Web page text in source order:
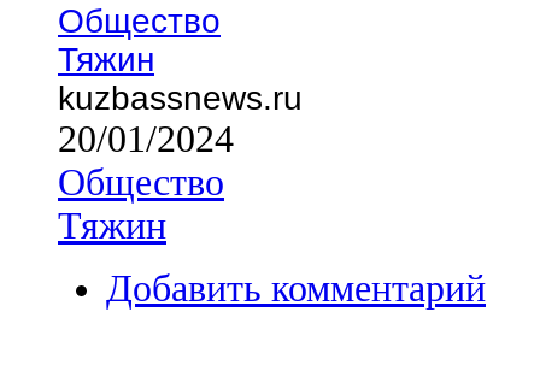
Общество
Тяжин
kuzbassnews.ru
20/01/2024
Общество
Тяжин
Добавить комментарий